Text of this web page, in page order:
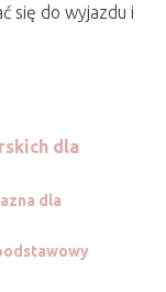
się do wyjazdu i
dla
dla